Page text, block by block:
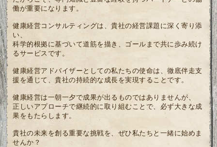
働が重要になります。
健康経営コンサルティングは、貴社の経営課題に深く寄り添
い、
科学的根拠に基づいて道筋を描き、ゴールまで共に歩み続け
るサービスです。
健康経営アドバイザーとしての私たちの使命は、徹底伴走支
援を通じて、貴社の持続的な成長を実現することです。
健康経営は一朝一夕で成果が出るものではありませんが、
正しいアプローチで継続的に取り組むことで、必ず大きな成
果をもたらします。
貴社の未来を創る重要な挑戦を、ぜひ私たちと一緒に始めま
せんか？